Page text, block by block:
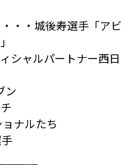
・・城後寿選手「アビ
シャルパートナー西日
ン
ナルたち